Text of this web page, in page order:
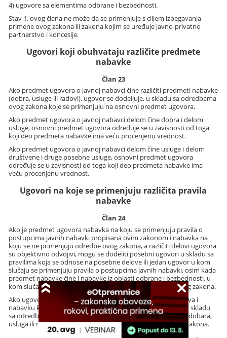
4) ugovore sa elementima odbrane i bezbednosti.
Stav 1. ovog člana ne može da se primenjuje s ciljem izbegavanja
primene ovog zakona ili zakona kojim se uređuje javno-privatno
partnerstvo i koncesije.
Ugovori koji obuhvataju različite predmete
nabavke
Član 23
Ako predmet ugovora o javnoj nabavci čine različiti predmeti nabavke
(dobra, usluge ili radovi), ugovor se dodeljuje, u skladu sa odredbama
ovog zakona koje se primenjuju na osnovni predmet ugovora.
Ako predmet ugovora o javnoj nabavci delom čine dobra i delom
usluge, osnovni predmet ugovora određuje se u zavisnosti od toga
koji deo predmeta nabavke ima veću procenjenu vrednost.
Ako predmet ugovora o javnoj nabavci delom čine usluge i delom
društvene i druge posebne usluge, osnovni predmet ugovora
određuje se u zavisnosti od toga koji deo predmeta nabavke ima
veću procenjenu vrednost.
Ugovori na koje se primenjuju različita pravila
nabavke
Član 24
Ako je predmet ugovora nabavka na koju se primenjuju pravila o
postupcima javnih nabavki propisana ovim zakonom i nabavka na
koju se ne primenjuju odredbe ovog zakona, a različiti delovi ugovora
su objektivno odvojivi, mogu se dodeliti posebni ugovori u skladu sa
pravilima koja se odnose na posebne delove ili jedan ugovor u kom
slučaju se primenjuju pravila o postupcima javnih nabavki, osim kada
predmet nabavke čine i nabavke iz oblasti odbrane i bezbednosti, u
kom slučaju se ugovor dodeljuje u skladu sa članom 26. ovog zakona.
Ako ugovor za predmet ima nabavku dobara, usluga ili radova i
nabavku koja ima elemente koncesije, ugovor se dodeljuje u skladu
sa odredbama ovog zakona ukoliko je procenjena vrednost dobara,
usluga ili radova jednaka ili veća od iznosa iz člana 27. ovog zakona.